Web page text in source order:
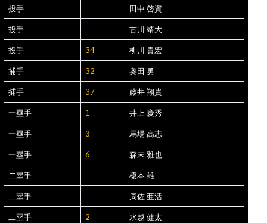
投手 田中 啓資
投手 古川 靖大
投手 34 柳川 貴宏
捕手 32 奥田 勇
捕手 37 藤井 翔貴
一塁手 1 井上 慶秀
一塁手 3 馬場 高志
一塁手 6 森末 雅也
二塁手 榎本 雄
二塁手 周佐 亜活
二塁手 2 水越 健太